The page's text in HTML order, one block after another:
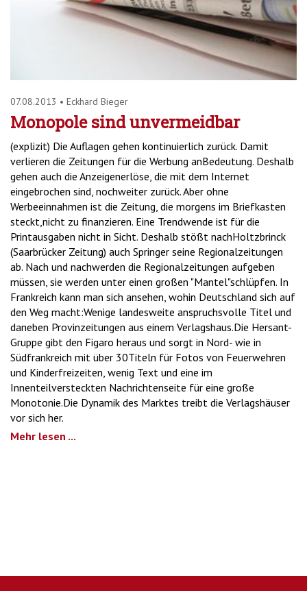
07.08.2013 • Eckhard Bieger
Monopole sind unvermeidbar
(explizit) Die Auflagen gehen kontinuierlich zurück. Damit
verlieren die Zeitungen für die Werbung anBedeutung. Deshalb
gehen auch die Anzeigenerlöse, die mit dem Internet
eingebrochen sind, nochweiter zurück. Aber ohne
Werbeeinnahmen ist die Zeitung, die morgens im Briefkasten
steckt,nicht zu finanzieren. Eine Trendwende ist für die
Printausgaben nicht in Sicht. Deshalb stößt nachHoltzbrinck
(Saarbrücker Zeitung) auch Springer seine Regionalzeitungen
ab. Nach und nachwerden die Regionalzeitungen aufgeben
müssen, sie werden unter einen großen "Mantel"schlüpfen. In
Frankreich kann man sich ansehen, wohin Deutschland sich auf
den Weg macht:Wenige landesweite anspruchsvolle Titel und
daneben Provinzeitungen aus einem Verlagshaus.Die Hersant-
Gruppe gibt den Figaro heraus und sorgt in Nord- wie in
Südfrankreich mit über 30Titeln für Fotos von Feuerwehren
und Kinderfreizeiten, wenig Text und eine im
Innenteilversteckten Nachrichtenseite für eine große
Monotonie.Die Dynamik des Marktes treibt die Verlagshäuser
vor sich her.
Mehr lesen ...